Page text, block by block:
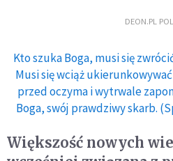
DEON.PL
Kto szuka Boga, musi się
Musi się wciąż
przed oczyma i wytrwale
Boga, swój prawdziwy skarb.
Większość nowych